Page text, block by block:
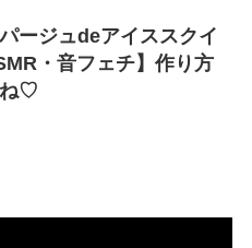
ージュdeアイススクイ
・音フェチ】作り方
ね♡